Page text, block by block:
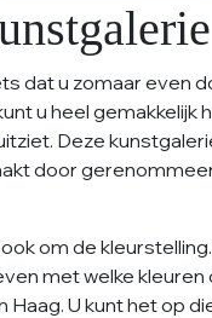
dat u zomaar even
u heel
Deze
door
om de
met welke
U kunt het op